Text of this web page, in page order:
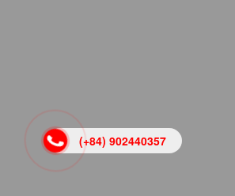
(+84) 902440357